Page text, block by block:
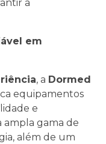
a
em
, a Dormed
equipamentos
e
ampla gama de
além de um